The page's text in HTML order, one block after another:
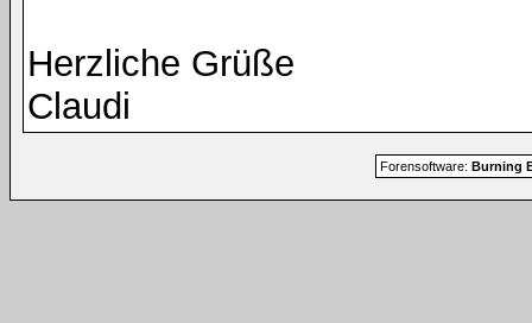
Herzliche Grüße
Claudi
Forensoftware: Burning